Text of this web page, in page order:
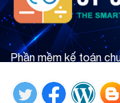
Phần mềm kế toán